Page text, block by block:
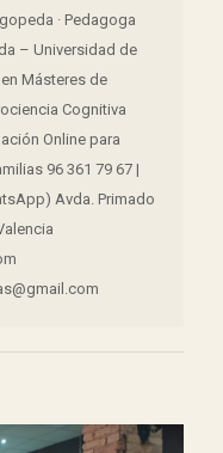
· Pedagoga
– Universidad de
Másteres de
Cognitiva
Online para
96 361 79 67 |
Avda. Primado